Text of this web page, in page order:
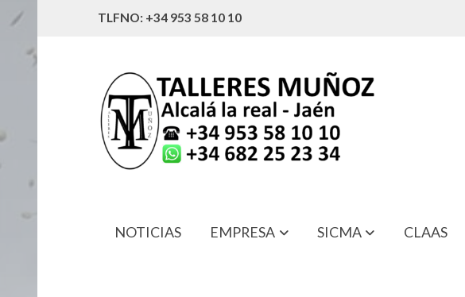
TLFNO: +34 953 58 10 10
NOTICIAS EMPRESA SICMA CLAAS
FAE-3158 TERMORRESISTENCIA